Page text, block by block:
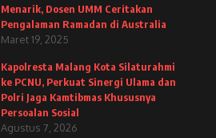
Menarik, Dosen UMM Ceritakan
Pengalaman Ramadan di Australia
Maret 19, 2025
Kapolresta Malang Kota Silaturahmi
ke PCNU, Perkuat Sinergi Ulama dan
Polri Jaga Kamtibmas Khususnya
Persoalan Sosial
Agustus 7, 2026